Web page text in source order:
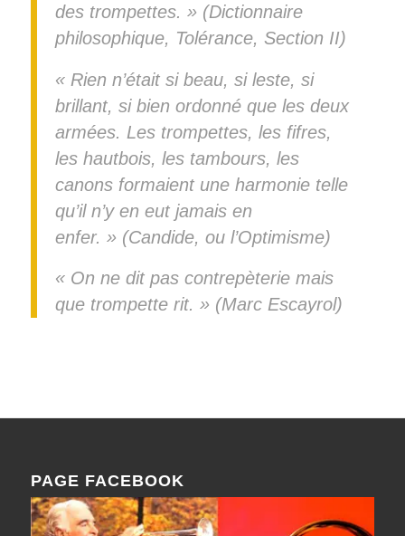
des trompettes. » (Dictionnaire
philosophique, Tolérance, Section II)
« Rien n’était si beau, si leste, si
brillant, si bien ordonné que les deux
armées. Les trompettes, les fifres,
les hautbois, les tambours, les
canons formaient une harmonie telle
qu’il n’y en eut jamais en
enfer. » (Candide, ou l’Optimisme)
« On ne dit pas contrepèterie mais
que trompette rit. » (Marc Escayrol)
PAGE FACEBOOK